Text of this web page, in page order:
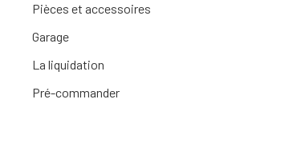
Pièces et accessoires
Garage
La liquidation
Pré-commander